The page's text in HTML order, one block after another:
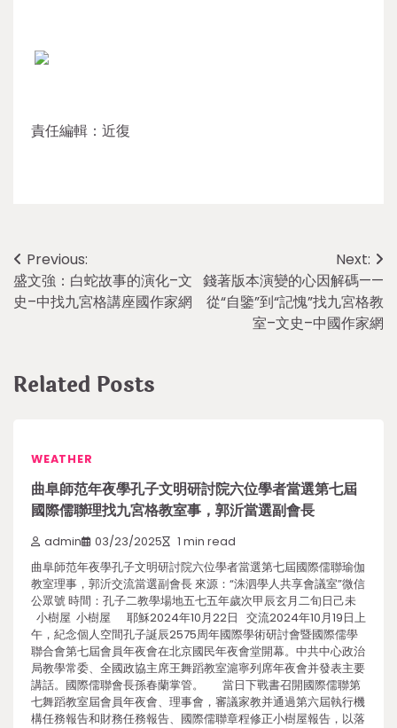
責任編輯：近復
Post
navigation
Previous:
盛文強：白蛇故事的演化–文
史–中找九宮格講座國作家網
Next:
錢著版本演變的心因解碼——
從“自鑒”到“記愧”找九宮格教
室–文史–中國作家網
Related Posts
WEATHER
曲阜師范年夜學孔子文明研討院六位學者當選第七屆
國際儒聯理找九宮格教室事，郭沂當選副會長
admin 03/23/2025 1 min read
曲阜師范年夜學孔子文明研討院六位學者當選第七屆國際儒聯瑜伽
教室理事，郭沂交流當選副會長 來源：“洙泗學人共享會議室”微信
公眾號 時間：孔子二教學場地五七五年歲次甲辰玄月二旬日己未
小樹屋 小樹屋 耶穌2024年10月22日 交流2024年10月19日上
午，紀念個人空間孔子誕辰2575周年國際學術研討會暨國際儒學
聯合會第七屆會員年夜會在北京國民年夜會堂開幕。中共中心政治
局教學常委、全國政協主席王舞蹈教室滬寧列席年夜會并發表主要
講話。國際儒聯會長孫春蘭掌管。 當日下戰書召開國際儒聯第
七舞蹈教室屆會員年夜會、理事會，審議家教并通過第六屆執行機
構任務報告和財務任務報告、國際儒聯章程修正小樹屋報告，以落